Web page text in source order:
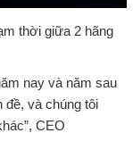
thời giữa 2 hãng
nay và năm sau
đề, và chúng tôi
CEO